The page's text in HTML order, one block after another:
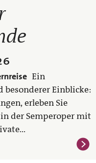
Ein
besonderer Einblicke:
erleben Sie
der Semperoper mit